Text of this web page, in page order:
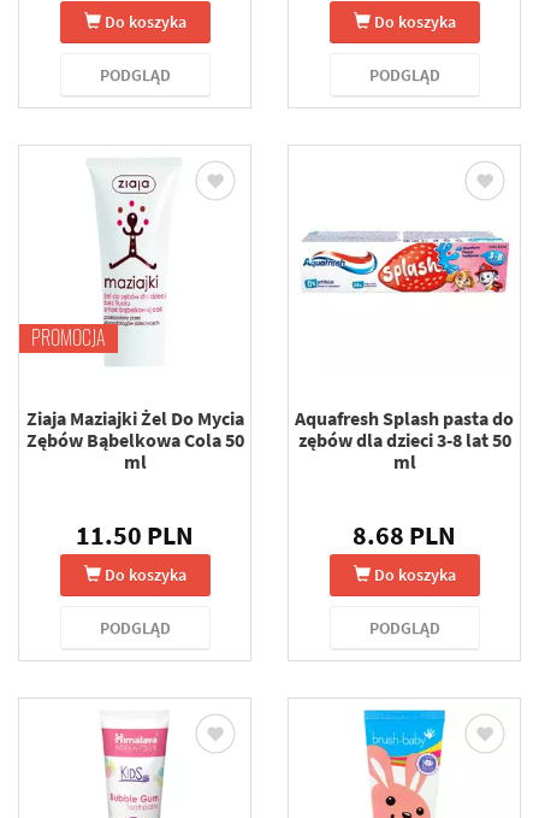
Do koszyka
PODGLĄD
Do koszyka
PODGLĄD
PROMOCJA
Ziaja Maziajki Żel Do Mycia
Zębów Bąbelkowa Cola 50
ml
11.50 PLN
Do koszyka
PODGLĄD
Aquafresh Splash pasta do
zębów dla dzieci 3-8 lat 50
ml
8.68 PLN
Do koszyka
PODGLĄD